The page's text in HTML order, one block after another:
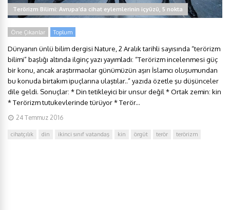
Terörizm Bilimi: Avrupa’da cihat eylemlerinin içyüzü, 5 nokta
Öne Çıkanlar Toplum
Dünyanın ünlü bilim dergisi Nature, 2 Aralık tarihli sayısında “terörizm
bilimi” başlığı altında ilginç yazı yayımladı: “Terörizm incelenmesi güç
bir konu, ancak araştırmacılar günümüzün aşırı İslamcı oluşumundan
bu konuda birtakım ipuçlarına ulaştılar..” yazıda özetle şu düşünceler
dile geldi. Sonuçlar: * Din tetikleyici bir unsur değil * Ortak zemin: kin
* Terörizm tutukevlerinde türüyor * Terör...
24 Temmuz 2016
cihatçılık din ikinci sınıf vatandaş kin örgüt terör terörizm